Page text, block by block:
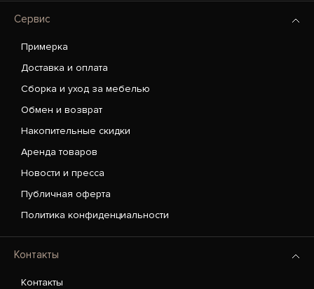
Сервис
Примерка
Доставка и оплата
Сборка и уход за мебелью
Обмен и возврат
Накопительные скидки
Аренда товаров
Новости и пресса
Публичная оферта
Политика конфиденциальности
Контакты
Контакты